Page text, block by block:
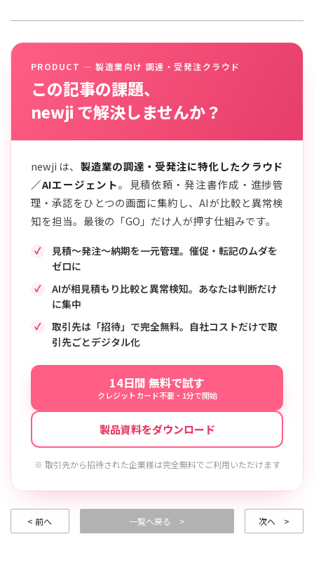
PRODUCT — 製造業向け 調達・受発注クラウド
この記事の課題、
newji で解決しませんか？
newji は、 製造業の調達・受発注に特化したクラウド
／AIエージェント。見積依頼・発注書作成・進捗管
理・承認をひとつの画面に集約し、AIが比較と異常検
知を担当。最後の「GO」だけ人が押す仕組みです。
見積〜発注〜納期を一元管理。催促・転記のムダを
ゼロに
AIが相見積もり比較と異常検知。あなたは判断だけ
に集中
取引先は「招待」で完全無料。自社コストだけで取
引先ごとデジタル化
14日間 無料で試す
クレジットカード不要・1分で開始
製品資料をダウンロード
※ 取引先から招待された企業様は完全無料でご利用いただけます
< 前へ 一覧へ戻る > 次へ >